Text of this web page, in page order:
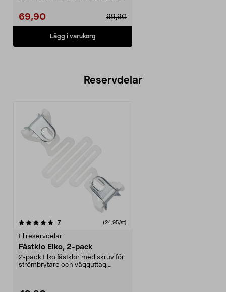
99,90
69,90
Lägg i varukorg
Reservdelar
7recensioner (24,95/st)
El reservdelar
Fästklo Elko, 2-pack
2-pack Elko fästklor med skruv för
strömbrytare och vägguttag.